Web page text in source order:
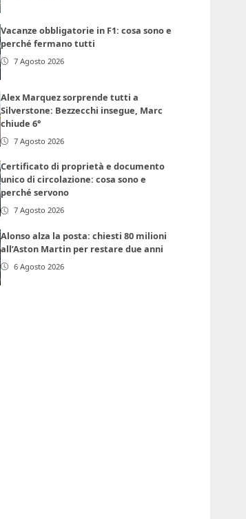
Vacanze obbligatorie in F1: cosa sono e
perché fermano tutti
7 Agosto 2026
Alex Marquez sorprende tutti a
Silverstone: Bezzecchi insegue, Marc
chiude 6°
7 Agosto 2026
Certificato di proprietà e documento
unico di circolazione: cosa sono e
perché servono
7 Agosto 2026
Alonso alza la posta: chiesti 80 milioni
all’Aston Martin per restare due anni
6 Agosto 2026